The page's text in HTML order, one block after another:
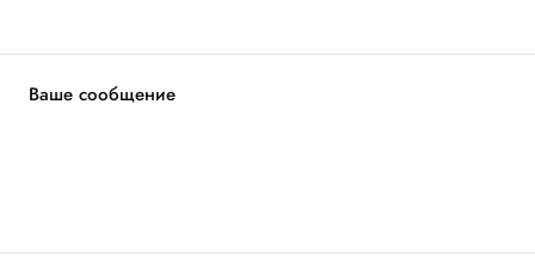
Ваше сообщение